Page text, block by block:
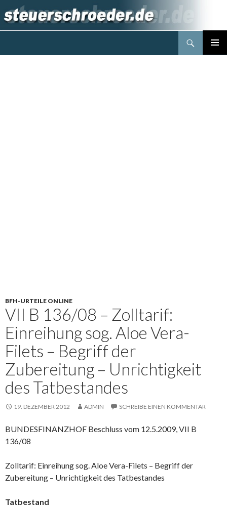
BFH-URTEILE ONLINE
VII B 136/08 – Zolltarif:
Einreihung sog. Aloe Vera-
Filets – Begriff der
Zubereitung – Unrichtigkeit
des Tatbestandes
19. DEZEMBER 2012 ADMIN SCHREIBE EINEN KOMMENTAR
BUNDESFINANZHOF Beschluss vom 12.5.2009, VII B
136/08
Zolltarif: Einreihung sog. Aloe Vera-Filets – Begriff der
Zubereitung – Unrichtigkeit des Tatbestandes
Tatbestand